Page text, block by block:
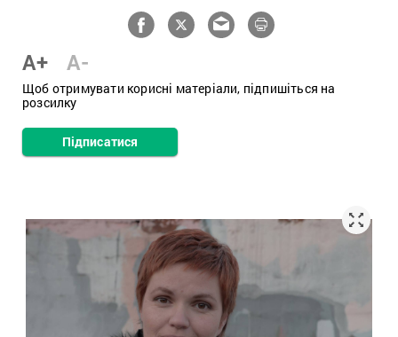
A+ A-
Щоб отримувати корисні матеріали, підпишіться на
розсилку
Підписатися